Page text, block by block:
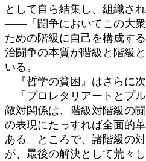
として自ら結集し、組織さ
――「闘争においてこの大
ための階級に自己を構成す
治闘争の本質が階級と階級
いる。
『哲学の貧困』はさらに次
「プロレタリアートとプ
敵対関係は、階級対階級の
の表現にたっすれば全面的
ある。ところで、諸階級の
が、最後の解決として荒々